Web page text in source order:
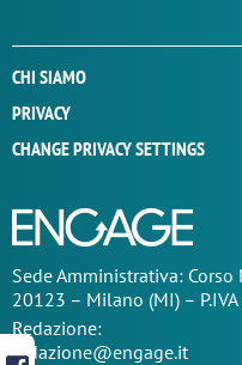
CHI SIAMO
PRIVACY
CHANGE PRIVACY SETTINGS
SedeAmministrativa: Corso
20123 – Milano (MI) –
Redazione:
redazione@engage.it